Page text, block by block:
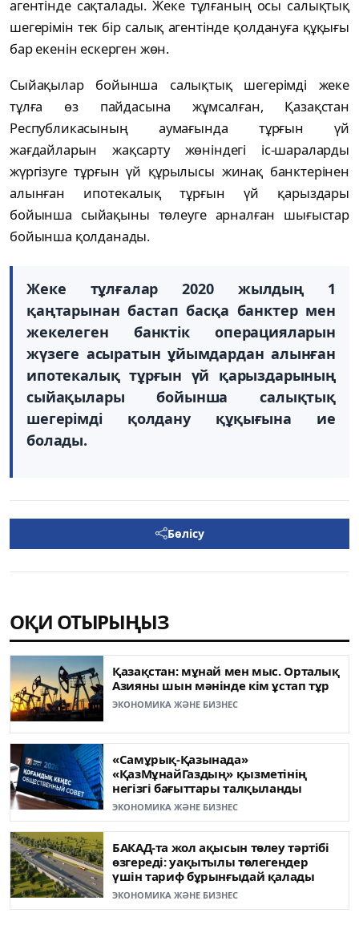
агентінде сақталады. Жеке тұлғаның осы салықтық
шегерімін тек бір салық агентінде қолдануға құқығы
бар екенін ескерген жөн.
Сыйақылар бойынша салықтық шегерімді жеке
тұлға өз пайдасына жұмсалған, Қазақстан
Республикасының аумағында тұрғын үй
жағдайларын жақсарту жөніндегі іс-шараларды
жүргізуге тұрғын үй құрылысы жинақ банктерінен
алынған ипотекалық тұрғын үй қарыздары
бойынша сыйақыны төлеуге арналған шығыстар
бойынша қолданады.
Жеке тұлғалар 2020 жылдың 1
қаңтарынан бастап басқа банктер мен
жекелеген банктік операцияларын
жүзеге асыратын ұйымдардан алынған
ипотекалық тұрғын үй қарыздарының
сыйақылары бойынша салықтық
шегерімді қолдану құқығына ие
болады.
Бөлісу
ОҚИ ОТЫРЫҢЫЗ
Қазақстан: мұнай мен мыс. Орталық
Азияны шын мәнінде кім ұстап тұр
ЭКОНОМИКА ЖӘНЕ БИЗНЕС
«Самұрық-Қазынада»
«ҚазМұнайГаздың» қызметінің
негізгі бағыттары талқыланды
ЭКОНОМИКА ЖӘНЕ БИЗНЕС
БАКАД-та жол ақысын төлеу тәртібі
өзгереді: уақытылы төлегендер
үшін тариф бұрынғыдай қалады
ЭКОНОМИКА ЖӘНЕ БИЗНЕС